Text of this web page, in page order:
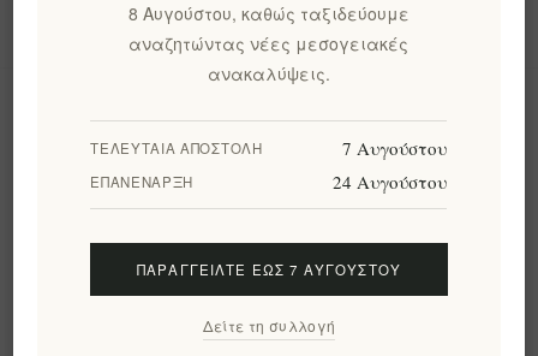
Εργαλεία σελίδας
Ακολουθήστε μας
8 Αυγούστου, καθώς ταξιδεύουμε
αναζητώντας νέες μεσογειακές
ανακαλύψεις.
ΤΕΛΕΥΤΑΊΑ ΑΠΟΣΤΟΛΉ 7 Αυγούστου
ΕΠΑΝΈΝΑΡΞΗ 24 Αυγούστου
ΠΑΡΑΓΓΕΊΛΤΕ ΈΩΣ 7 ΑΥΓΟΎΣΤΟΥ
Δείτε τη συλλογή